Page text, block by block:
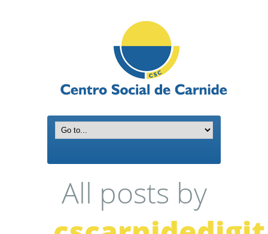
All posts by